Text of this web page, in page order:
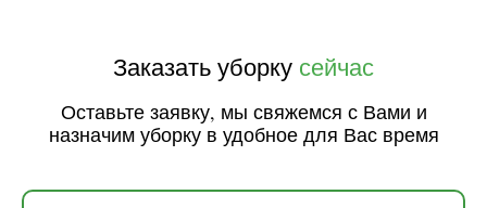
Заказать уборку сейчас
Оставьте заявку, мы свяжемся с Вами и
назначим уборку в удобное для Вас время